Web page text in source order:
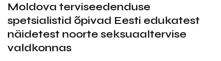
Moldova terviseedenduse
spetsialistid õpivad Eesti edukatest
näidetest noorte seksuaaltervise
valdkonnas